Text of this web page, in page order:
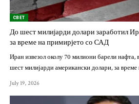
СВЕТ
До шест милијарди долари заработил
за време на примирјето со САД
Иран извезол околу 70 милиони барели нафта,
шест милијарди американски долари, за
July 19, 2026